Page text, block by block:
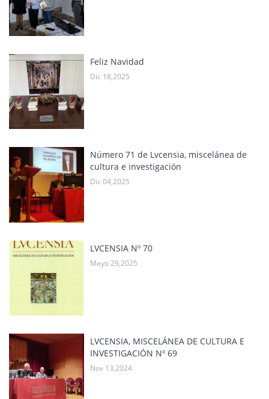
Feliz Navidad
Dic 18,2025
Número 71 de Lvcensia, miscelánea de
cultura e investigación
Dic 04,2025
LVCENSIA Nº 70
Mayo 29,2025
LVCENSIA, MISCELÁNEA DE CULTURA E
INVESTIGACIÓN Nº 69
Nov 13,2024